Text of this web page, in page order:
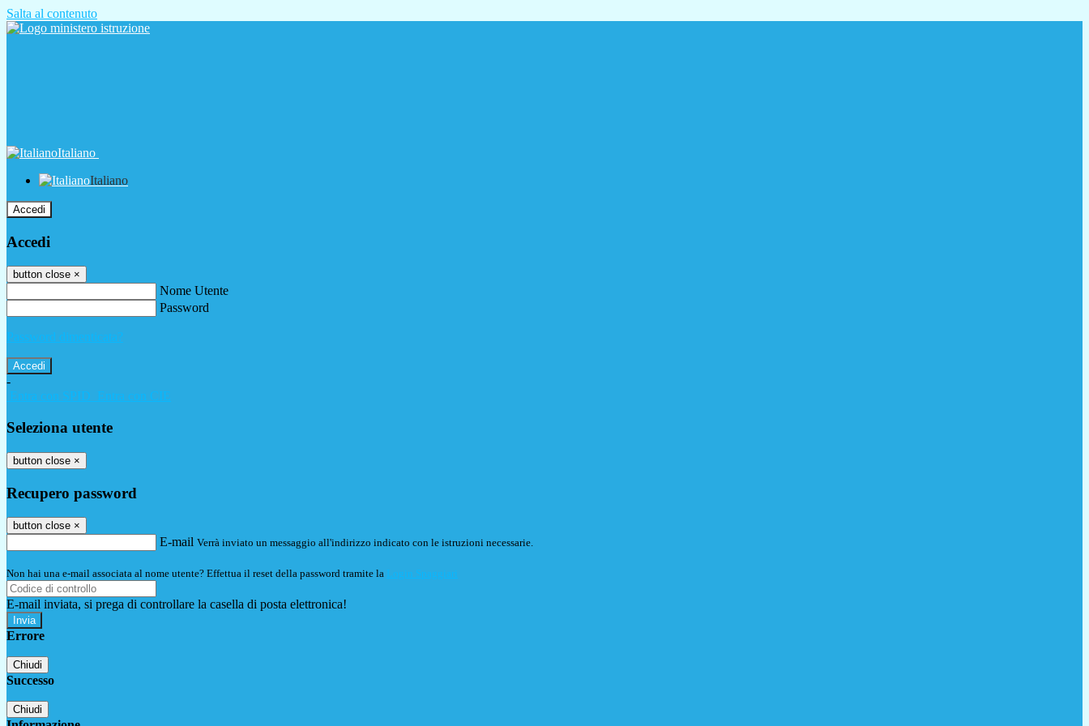
Salta al contenuto
Italiano
Italiano
Accedi
Accedi
button close ×
Nome Utente
Password
Password dimenticata?
-
Entra con SPID
Entra con CIE
Seleziona utente
button close ×
Recupero password
button close ×
E-mail Verrà inviato un messaggio all'indirizzo indicato con le istruzioni necessarie.
Non hai una e-mail associata al nome utente? Effettua il reset della password tramite la Login Spaggiari
E-mail inviata, si prega di controllare la casella di posta elettronica!
Errore
Chiudi
Successo
Chiudi